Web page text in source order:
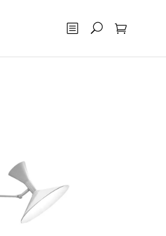
OtsingOstukorv